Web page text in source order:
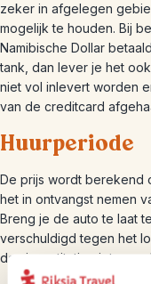
zeker in afgelegen
mogelijk te houden. Bij
Namibische Dollar
tank, dan lever je het
niet vol inlevert worden
van de creditcard
Huurperiode
De prijs wordt berekend
het in ontvangst nemen
Breng je de auto te laat
verschuldigd tegen het
dan is restitutie niet